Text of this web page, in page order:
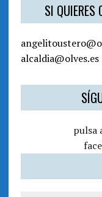
SI QUIERES
alcaldia@olves.es
pulsa